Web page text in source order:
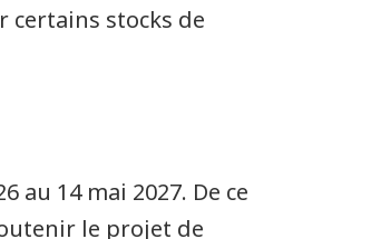
certains stocks de
au 14 mai 2027. De ce
le projet de